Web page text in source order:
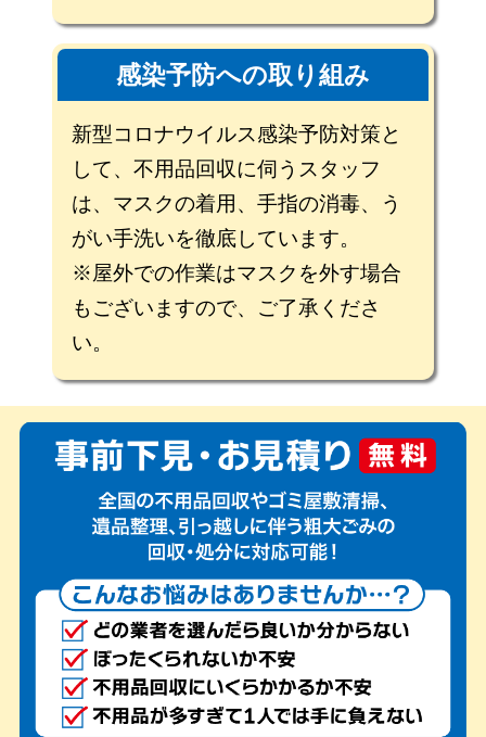
感染予防への取り組み
新型コロナウイルス感染予防対策と
して、不用品回収に伺うスタッフ
は、マスクの着用、手指の消毒、う
がい手洗いを徹底しています。
※屋外での作業はマスクを外す場合
もございますので、ご了承くださ
い。